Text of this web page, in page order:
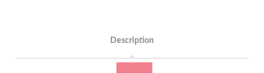
Description